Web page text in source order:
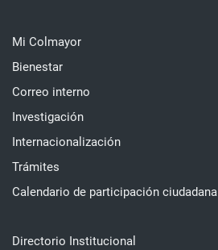
Mi Colmayor
Bienestar
Correo interno
Investigación
Internacionalización
Trámites
Calendario de participación ciudadana
Directorio Institucional